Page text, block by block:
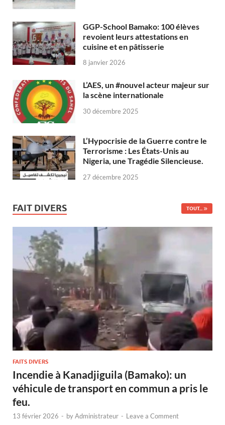
GGP-School Bamako: 100 élèves
revoient leurs attestations en
cuisine et en pâtisserie
8 janvier 2026
L’AES, un #nouvel acteur majeur sur
la scène internationale
30 décembre 2025
L’Hypocrisie de la Guerre contre le
Terrorisme : Les États-Unis au
Nigeria, une Tragédie Silencieuse.
27 décembre 2025
FAIT DIVERS TOUT...
FAITS DIVERS
Incendie à Kanadjiguila (Bamako): un
véhicule de transport en commun a pris le
feu.
13 février 2026 - byAdministrateur - Leave a Comment